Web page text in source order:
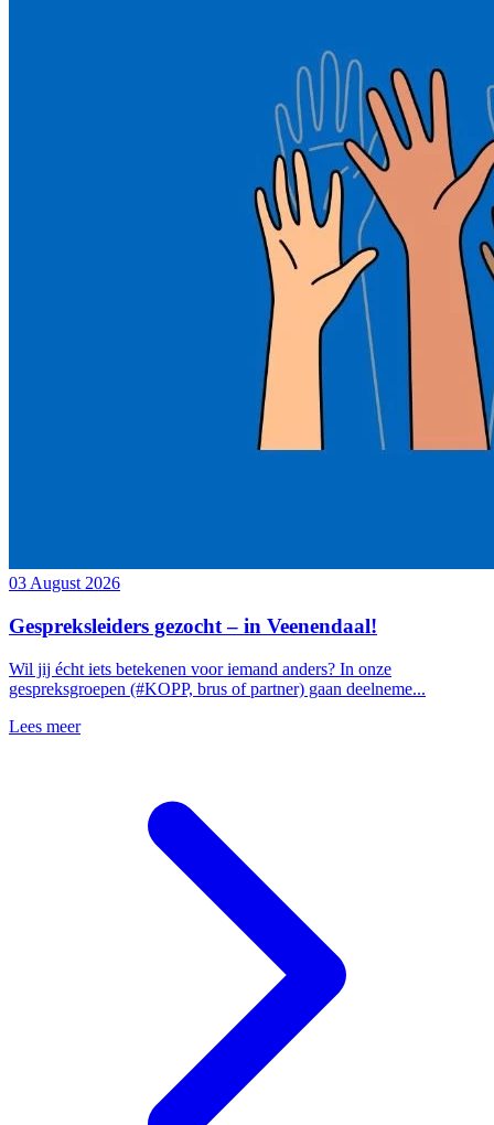
03 August 2026
Gespreksleiders gezocht – in Veenendaal!
Wil jij écht iets betekenen voor iemand anders? In onze
gespreksgroepen (#KOPP, brus of partner) gaan deelneme...
Lees meer